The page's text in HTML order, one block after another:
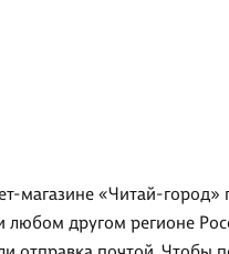
магазине «Читай-
любом другом регионе